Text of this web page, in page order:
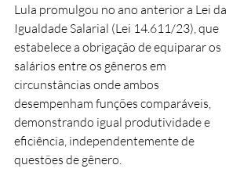
Lula promulgou no ano anterior a Lei da
Igualdade Salarial (Lei 14.611/23), que
estabelece a obrigação de equiparar os
salários entre os gêneros em
circunstâncias onde ambos
desempenham funções comparáveis,
demonstrando igual produtividade e
eficiência, independentemente de
questões de gênero.